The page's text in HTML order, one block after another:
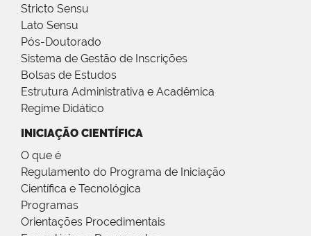
Stricto Sensu
Lato Sensu
Pós-Doutorado
Sistema de Gestão de Inscrições
Bolsas de Estudos
Estrutura Administrativa e Acadêmica
Regime Didático
INICIAÇÃO CIENTÍFICA
O que é
Regulamento do Programa de Iniciação
Científica e Tecnológica
Programas
Orientações Procedimentais